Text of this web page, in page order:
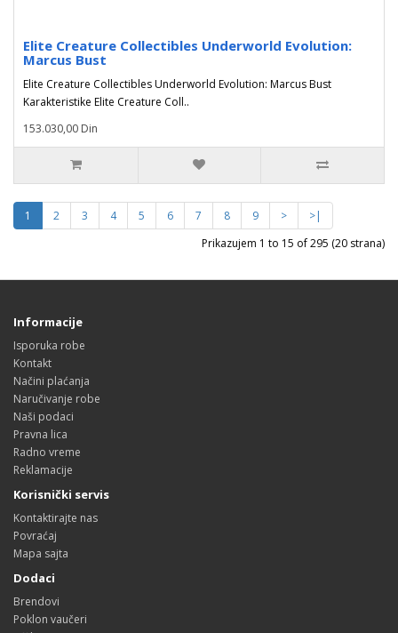
Elite Creature Collectibles Underworld Evolution:
Marcus Bust
Elite Creature Collectibles Underworld Evolution: Marcus Bust
Karakteristike Elite Creature Coll..
153.030,00 Din
1 2 3 4 5 6 7 8 9 >
>|
Prikazujem 1 to 15 of 295 (20 strana)
Informacije
Isporuka robe
Kontakt
Načini plaćanja
Naručivanje robe
Naši podaci
Pravna lica
Radno vreme
Reklamacije
Korisnički servis
Kontaktirajte nas
Povraćaj
Mapa sajta
Dodaci
Brendovi
Poklon vaučeri